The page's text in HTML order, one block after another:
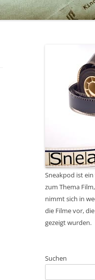
Sneakpod ist
zum Thema
nimmt sich in
die Filme vor,
gezeigt wurden.
Suchen